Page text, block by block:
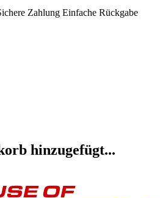
Zahlung Einfache Rückgabe
hinzugefügt...